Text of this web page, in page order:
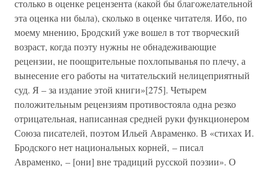
столько в оценке рецензента (какой бы благожелательной
эта оценка ни была), сколько в оценке читателя. Ибо, по
моему мнению, Бродский уже вошел в тот творческий
возраст, когда поэту нужны не обнадеживающие
рецензии, не поощрительные похлопыванья по плечу, а
вынесение его работы на читательский нелицеприятный
суд. Я – за издание этой книги»[275]. Четырем
положительным рецензиям противостояла одна резко
отрицательная, написанная средней руки функционером
Союза писателей, поэтом Ильей Авраменко. В «стихах И.
Бродского нет национальных корней, – писал
Авраменко, – [они] вне традиций русской поэзии». О